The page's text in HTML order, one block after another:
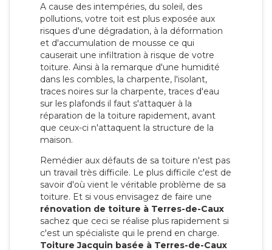
A cause des intempéries, du soleil, des
pollutions, votre toit est plus exposée aux
risques d'une dégradation, à la déformation
et d'accumulation de mousse ce qui
causerait une infiltration à risque de votre
toiture. Ainsi à la remarque d'une humidité
dans les combles, la charpente, l'isolant,
traces noires sur la charpente, traces d'eau
sur les plafonds il faut s'attaquer à la
réparation de la toiture rapidement, avant
que ceux-ci n'attaquent la structure de la
maison.
Remédier aux défauts de sa toiture n'est pas
un travail très difficile. Le plus difficile c'est de
savoir d'où vient le véritable problème de sa
toiture. Et si vous envisagez de faire une
rénovation de toiture à Terres-de-Caux
sachez que ceci se réalise plus rapidement si
c'est un spécialiste qui le prend en charge.
Toiture Jacquin basée à Terres-de-Caux